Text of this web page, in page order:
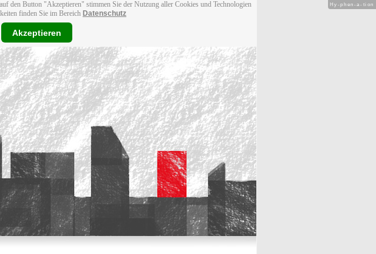
den Button "Akzeptieren" stimmen Sie der Nutzung aller Cookies und Technologien
finden Sie im Bereich Datenschutz
Akzeptieren
Hy-phen-a-tion